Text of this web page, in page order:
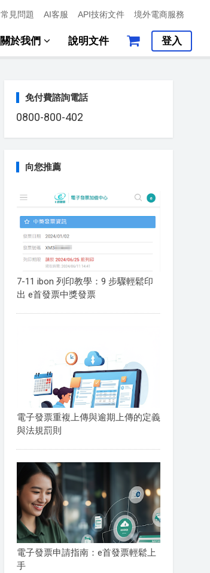
常見問題 AI客服 API技術文件 境外電商服務
關於我們 說明文件 登入
免付費諮詢電話
0800-800-402
向您推薦
7-11 ibon 列印教學：9 步驟輕鬆印
出 e首發票中獎發票
電子發票重複上傳與逾期上傳的定義
與法規罰則
電子發票申請指南：e首發票輕鬆上
手